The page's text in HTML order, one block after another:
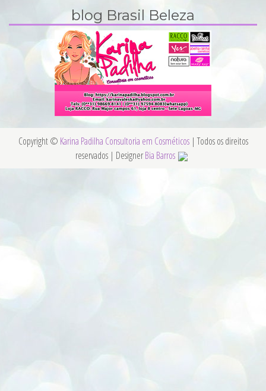
blog Brasil Beleza
Copyright © Karina Padilha Consultoria em Cosméticos | Todos os direitos
reservados | DesignerBia Barros